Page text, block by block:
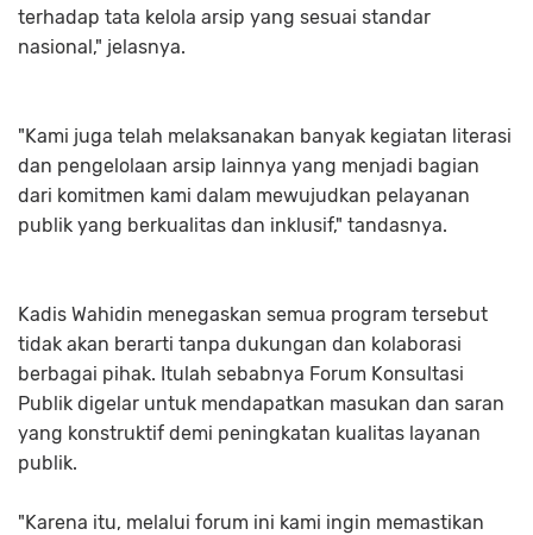
terhadap tata kelola arsip yang sesuai standar
nasional," jelasnya.
"Kami juga telah melaksanakan banyak kegiatan literasi
dan pengelolaan arsip lainnya yang menjadi bagian
dari komitmen kami dalam mewujudkan pelayanan
publik yang berkualitas dan inklusif," tandasnya.
Kadis Wahidin menegaskan semua program tersebut
tidak akan berarti tanpa dukungan dan kolaborasi
berbagai pihak. Itulah sebabnya Forum Konsultasi
Publik digelar untuk mendapatkan masukan dan saran
yang konstruktif demi peningkatan kualitas layanan
publik.
"Karena itu, melalui forum ini kami ingin memastikan